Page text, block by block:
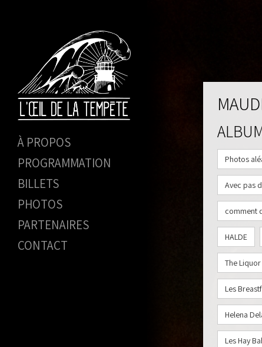
À PROPOS
PROGRAMMATION
BILLETS
PHOTOS
PARTENAIRES
CONTACT
Photos
Avec pas
comment
HALDE
The
Les
Helena
Les Hay